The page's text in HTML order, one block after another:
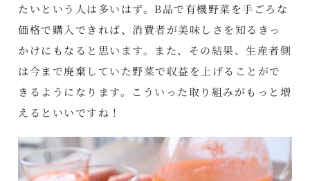
たいという人は多いはず。B品で有機野菜を手ごろな
価格で購入できれば、消費者が美味しさを知るきっ
かけにもなると思います。また、その結果、生産者側
は今まで廃棄していた野菜で収益を上げることがで
きるようになります。こういった取り組みがもっと増
えるといいですね！